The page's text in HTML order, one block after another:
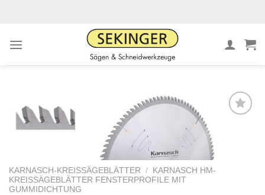
hinzufügen
KARNASCH-KREISSÄGEBLÄTTER /
KARNASCH HM-
KREISSÄGEBLÄTTER FENSTERPROFILE MIT
GUMMIDICHTUNG